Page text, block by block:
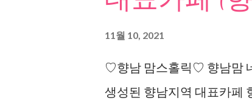
11월 10, 2021
♡향남 맘스홀릭♡ 향남맘
생성된 향남지역 대표카페